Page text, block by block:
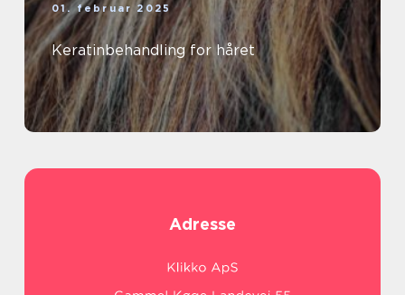
01. februar 2025
Keratinbehandling for håret
Adresse